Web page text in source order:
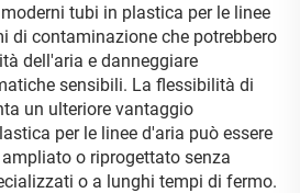
tubi in plastica per le linee
di contaminazione che potrebbero
dell'aria e danneggiare
sensibili. La flessibilità di
un ulteriore vantaggio
per le linee d'aria può essere
o riprogettato senza
o a lunghi tempi di fermo.